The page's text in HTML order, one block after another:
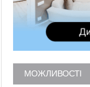
21:01
Загальна площа
більше ніж 6
На "зебрі" у
збили жінку
18:55
Прикарпаття
житло
Де
МОЖЛИВОСТІ